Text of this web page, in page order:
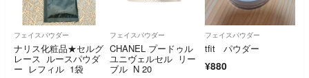
フェイスパウダー
ナリス化粧品★セルグ
レース ルースパウダ
ー レフィル 1袋
フェイスパウダー
CHANEL プードゥル
ユニヴェルセル リー
ブル N 20
フェイスパウダー
tfit パウダー
¥880